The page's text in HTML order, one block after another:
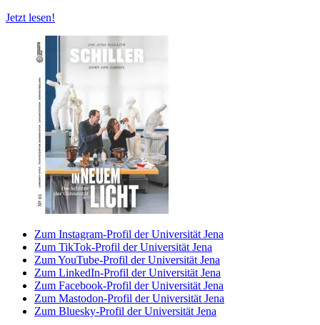
Jetzt lesen!
Zum Instagram-Profil der Universität Jena
Zum TikTok-Profil der Universität Jena
Zum YouTube-Profil der Universität Jena
Zum LinkedIn-Profil der Universität Jena
Zum Facebook-Profil der Universität Jena
Zum Mastodon-Profil der Universität Jena
Zum Bluesky-Profil der Universität Jena